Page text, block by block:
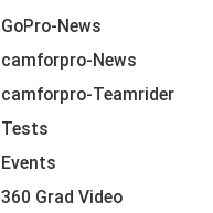
GoPro-News
camforpro-News
camforpro-Teamrider
Tests
Events
360 Grad Video